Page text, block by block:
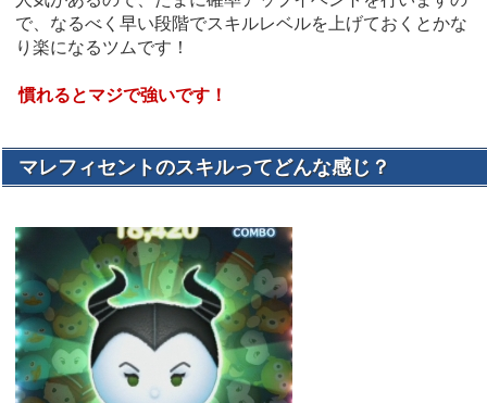
で、なるべく早い段階でスキルレベルを上げておくとかな
り楽になるツムです！
慣れるとマジで強いです！
マレフィセントのスキルってどんな感じ？